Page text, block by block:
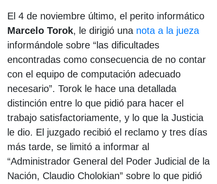
El 4 de noviembre último, el perito informático
Marcelo Torok, le dirigió una nota a la jueza
informándole sobre “las dificultades
encontradas como consecuencia de no contar
con el equipo de computación adecuado
necesario”. Torok le hace una detallada
distinción entre lo que pidió para hacer el
trabajo satisfactoriamente, y lo que la Justicia
le dio. El juzgado recibió el reclamo y tres días
más tarde, se limitó a informar al
“Administrador General del Poder Judicial de la
Nación, Claudio Cholokian” sobre lo que pidió